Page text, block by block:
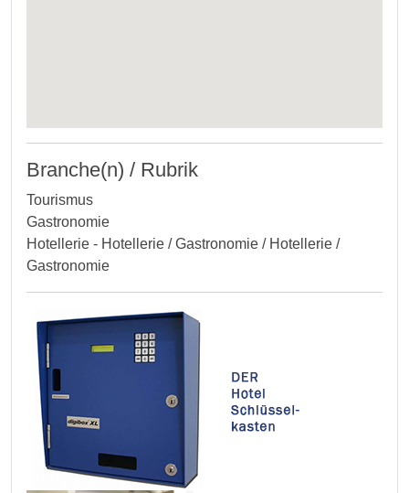
Branche(n) / Rubrik
Tourismus
Gastronomie
Hotellerie - Hotellerie / Gastronomie / Hotellerie /
Gastronomie